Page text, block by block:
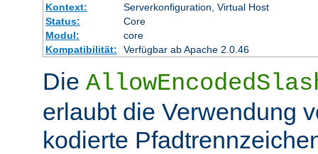
Kontext:
Serverkonfiguration, Virtual Host
Status:
Core
Modul:
core
Kompatibilität:
Verfügbar ab Apache 2.0.46
Die
erlaubt die Verwendung
kodierte